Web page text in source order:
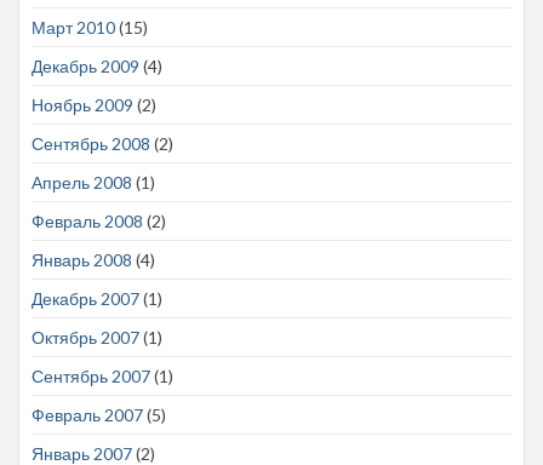
Март 2010(15)
Декабрь 2009 (4)
Ноябрь 2009 (2)
Сентябрь 2008 (2)
Апрель 2008 (1)
Февраль 2008 (2)
Январь 2008 (4)
Декабрь 2007(1)
Октябрь 2007(1)
Сентябрь 2007(1)
Февраль 2007(5)
Январь 2007(2)